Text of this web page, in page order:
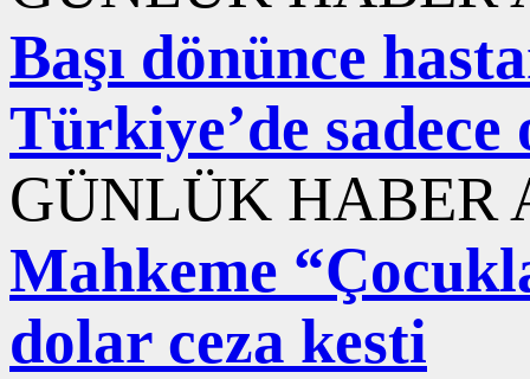
Başı dönünce
Türkiye’de sadece
GÜNLÜK HABER
Mahkeme
dolar ceza kesti